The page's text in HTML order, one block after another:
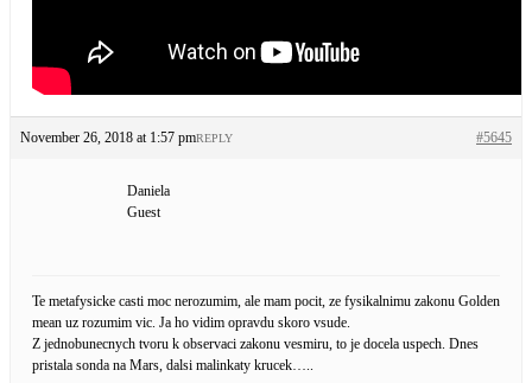
November 26, 2018 at 1:57 pm #5645
REPLY
Daniela
Guest
Te metafysicke casti moc nerozumim, ale mam pocit, ze fysikalnimu zakonu Golden
mean uz rozumim vic. Ja ho vidim opravdu skoro vsude.
Z jednobunecnych tvoru k observaci zakonu vesmiru, to je docela uspech. Dnes
pristala sonda na Mars, dalsi malinkaty krucek…..